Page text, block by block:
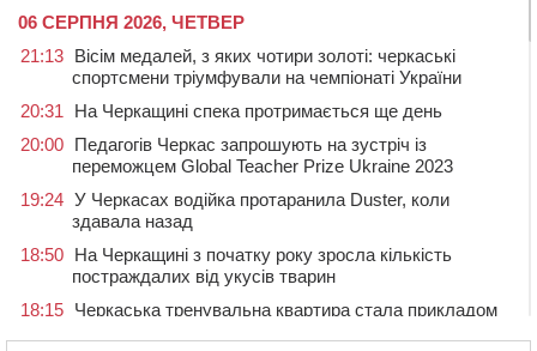
06 СЕРПНЯ 2026, ЧЕТВЕР
21:13 Вісім медалей, з яких чотири золоті: черкаські
спортсмени тріумфували на чемпіонаті України
20:31
На Черкащині спека протримається ще день
20:00 Педагогів Черкас запрошують на зустріч із
переможцем Global Teacher Prize Ukraine 2023
19:24 У Черкасах водійка протаранила Duster, коли
здавала назад
18:50 На Черкащині з початку року зросла кількість
постраждалих від укусів тварин
18:15 Черкаська тренувальна квартира стала прикладом